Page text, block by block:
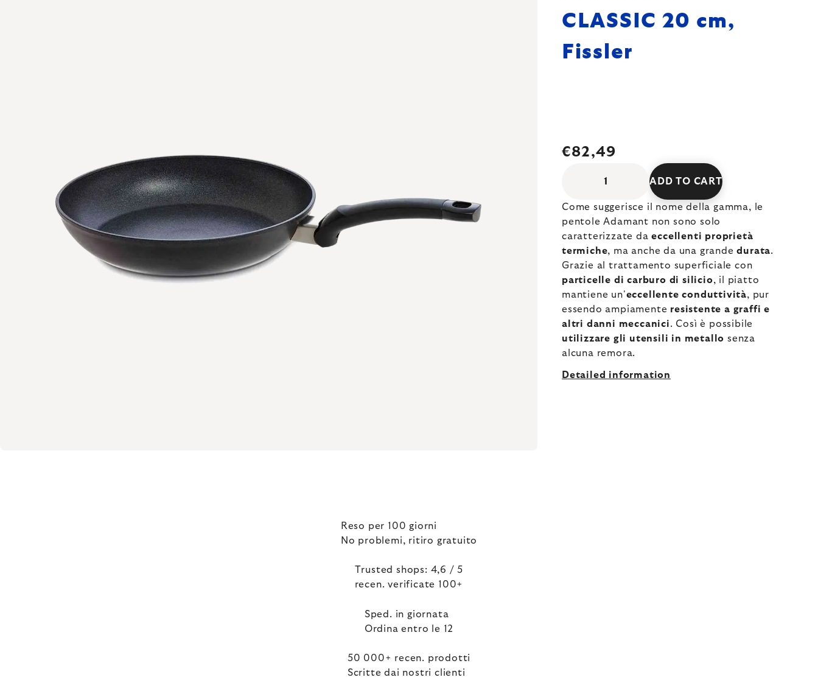
CLASSIC 20 cm,
Fissler
€82,49
ADD TO CART
Come suggerisce il nome della gamma, le
pentole Adamant non sono solo
caratterizzate daeccellenti proprietà
termiche, ma anche da una grandedurata.
Grazie al trattamento superficiale con
particelle di carburo di silicio, il piatto
mantiene un'eccellente conduttività, pur
essendo ampiamente resistente a graffi e
altri danni meccanici. Così è possibile
utilizzare gli utensili in metallo senza
alcuna remora.
Detailed information
Reso per 100 giorni
No problemi, ritiro gratuito
Trusted shops: 4,6 / 5
recen. verificate 100+
Sped. in giornata
Ordina entro le 12
50 000+ recen. prodotti
Scritte dai nostri clienti